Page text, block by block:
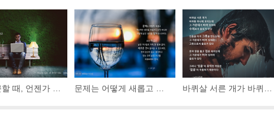
매일 출근할 때, 언젠가 성공을 하겠지만 현재는 경쟁에서 뒤처지고 있다고 생각해야 한다. 이것이 성공확률을 높이는 태도다. 현재에 만족하는 것이 새로운 계획의 가장 위험한 적이다. 문제는 어떻게 새롭고 혁신적인 생각을 떠올리느냐가 아니라 어떻게 낡은 생각을 떨쳐내느냐이다. 모든 마음은 낡은 가구들로 가득 찬 방과 같다. 새로운 것이 들어올 수 있으려면, 먼저 당신.. 바퀴살 서른 개가 바퀴통 하나에 모이는데, 그 가운데가 비어 있어야 수레로서 쓸모가 있다. 진흙을 이겨 그릇을 만드는데, 그 가운데가 비어 있어야 그릇으로서 쓸모가 있다. ‘있음’이 유..